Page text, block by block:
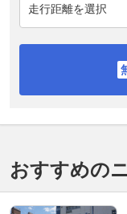
おすすめの